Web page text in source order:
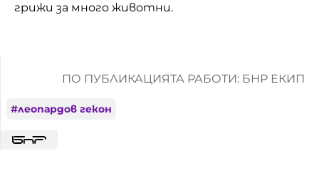
грижи за много животни.
ПО ПУБЛИКАЦИЯТА РАБОТИ: БНР ЕКИП
#леопардов гекон